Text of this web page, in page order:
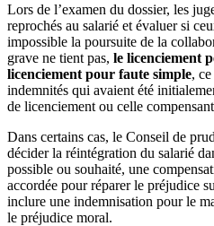
Lors de l’examen du dossier, les
reprochés au salarié et évaluer si
impossible la poursuite de la
grave ne tient pas, le licenciement
licenciement pour faute simple,
indemnités qui avaient été
de licenciement ou celle
Dans certains cas, le Conseil de
décider la réintégration du salarié
possible ou souhaité, une
accordée pour réparer le préjudice
inclure une indemnisation pour le
le préjudice moral.